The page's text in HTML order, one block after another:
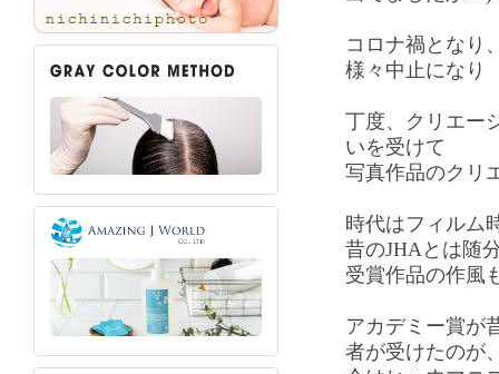
コロナ禍となり
様々中止になり
丁度、クリエー
いを受けて
写真作品のクリ
時代はフィルム
昔のJHAとは随
受賞作品の作風
アカデミー賞が
者が受けたのが